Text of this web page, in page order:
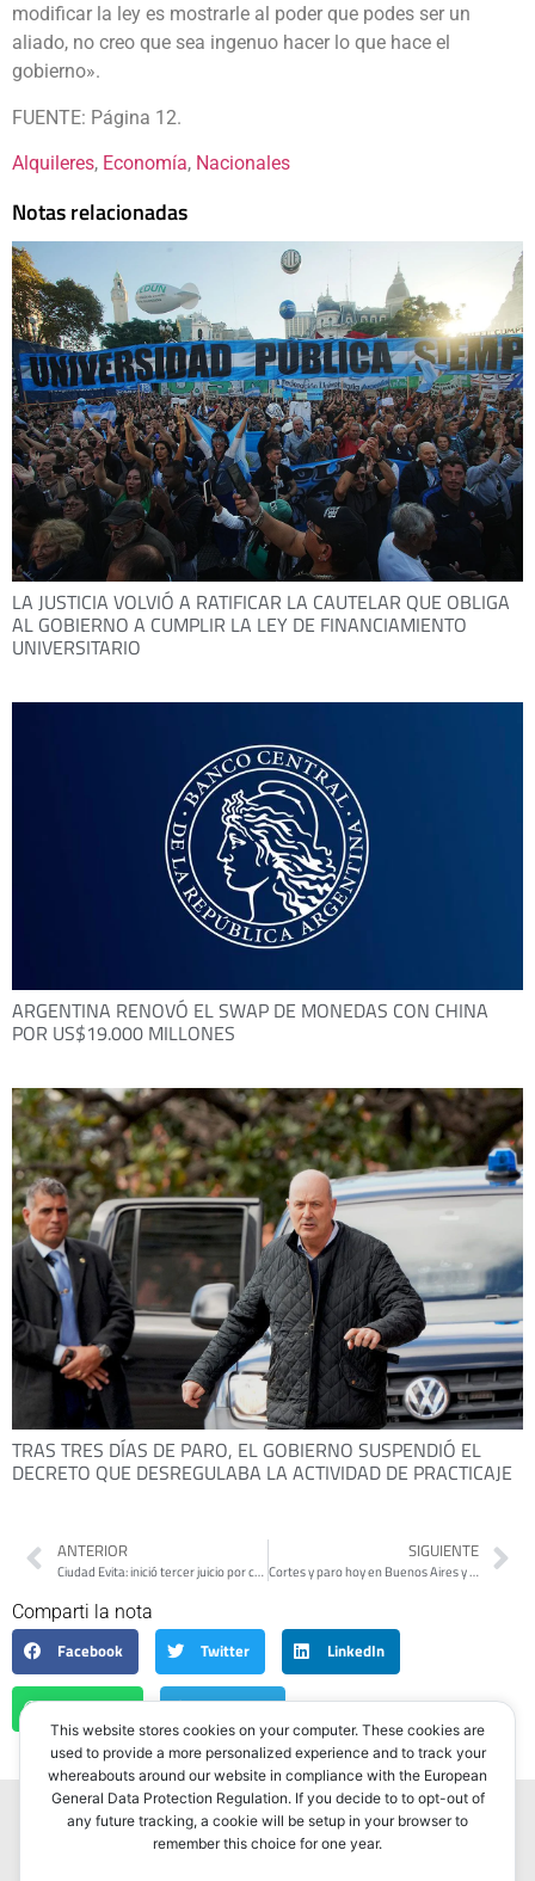
modificar la ley es mostrarle al poder que podes ser un
aliado, no creo que sea ingenuo hacer lo que hace el
gobierno».
FUENTE: Página 12.
Alquileres, Economía, Nacionales
Notas relacionadas
LA JUSTICIA VOLVIÓ A RATIFICAR LA CAUTELAR QUE OBLIGA
AL GOBIERNO A CUMPLIR LA LEY DE FINANCIAMIENTO
UNIVERSITARIO
ARGENTINA RENOVÓ EL SWAP DE MONEDAS CON CHINA
POR US$19.000 MILLONES
TRAS TRES DÍAS DE PARO, EL GOBIERNO SUSPENDIÓ EL
DECRETO QUE DESREGULABA LA ACTIVIDAD DE PRACTICAJE
ANTERIOR
Ciudad Evita: inició tercer juicio por crímenes en Puente 12
SIGUIENTE
Cortes y paro hoy en Buenos Aires y resto del país: piquetes, protestas y accesos en las vísperas de Semana Santa
Comparti la nota
Facebook
Twitter LinkedIn
WhatsApp Telegram
This website stores cookies on your computer. These cookies are
used to provide a more personalized experience and to track your
whereabouts around our website in compliance with the European
General Data Protection Regulation. If you decide to to opt-out of
any future tracking, a cookie will be setup in your browser to
remember this choice for one year.